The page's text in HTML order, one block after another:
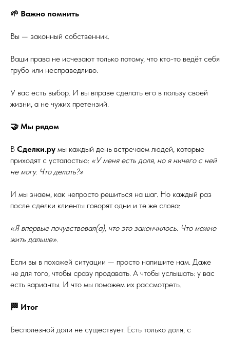
🌱 Важно помнить
Вы — законный собственник.
Ваши права не исчезают только потому, что кто-то ведёт себя
грубо или несправедливо.
У вас есть выбор. И вы вправе сделать его в пользу своей
жизни, а не чужих претензий.
🤝 Мы рядом
В Сделки.ру мы каждый день встречаем людей, которые
приходят с усталостью: «У меня есть доля, но я ничего с ней
не могу. Что делать?»
И мы знаем, как непросто решиться на шаг. Но каждый раз
после сделки клиенты говорят одни и те же слова:
«Я впервые почувствовал(а), что это закончилось. Что можно
жить дальше».
Если вы в похожей ситуации — просто напишите нам. Даже
не для того, чтобы сразу продавать. А чтобы услышать: у вас
есть варианты. И что мы поможем их рассмотреть.
🏁 Итог
Бесполезной доли не существует. Есть только доля, с